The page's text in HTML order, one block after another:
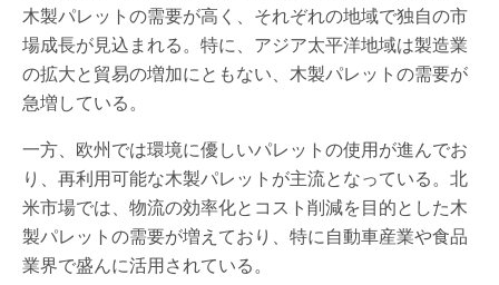
木製パレットの需要が高く、それぞれの地域で独自の市
場成長が見込まれる。特に、アジア太平洋地域は製造業
の拡大と貿易の増加にともない、木製パレットの需要が
急増している。
一方、欧州では環境に優しいパレットの使用が進んでお
り、再利用可能な木製パレットが主流となっている。北
米市場では、物流の効率化とコスト削減を目的とした木
製パレットの需要が増えており、特に自動車産業や食品
業界で盛んに活用されている。